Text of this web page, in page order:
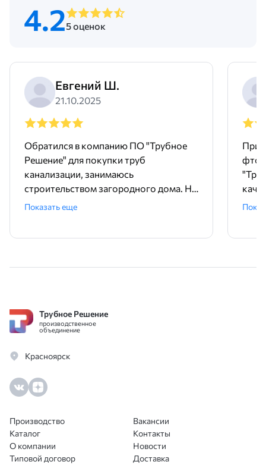
4.25 оценок
Евгений Ш.
21.10.2025
Обратился в компанию ПО "Трубное
Решение" для покупки труб
канализации, занимаюсь
строительством загородного дома. На
сайте оставил заявку, менеджер Мария
Показать еще
Трубное Решение
производственное
объединение
Красноярск
Производство
Каталог
О компании
Типовой договор
Вакансии
Контакты
Новости
Доставка